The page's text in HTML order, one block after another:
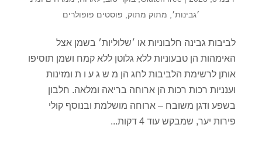
׳גבינות׳
מתוק מתוק פוסטים פופולרים
לביבות גבינה חלבוניות או ׳שלוליות׳ בשמן אצל
האימהות הן טבעוניות ללא גלוטן ללא קמח ושמן תוסיפו
אותן לרשימת הלביבות לחג הן מ ש ג ע ו ת ומזינות
וענניות רכות רכות הן ארוחה בריאה ומלאה. חלבון
בשפע ודגן משובח – ארוחה מושלמת ובנוסף קולי
פירות יער, שמבקש עוד 4 דקות...